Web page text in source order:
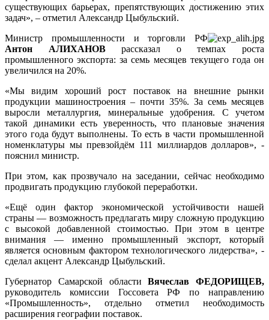
существующих барьерах, препятствующих достижению этих
задач», – отметил Александр Цыбульский.
Министр промышленности и торговли РФ
Антон АЛИХАНОВрассказал о темпах роста
промышленного экспорта: за семь месяцев текущего года он
увеличился на 20%.
«Мы видим хороший рост поставок на внешние рынки
продукции машиностроения – почти 35%. За семь месяцев
выросли металлургия, минеральные удобрения. С учетом
такой динамики есть уверенность, что плановые значения
этого года будут выполнены. То есть в части промышленной
номенклатуры мы превзойдём 111 миллиардов долларов», -
пояснил министр.
При этом, как прозвучало на заседании, сейчас необходимо
продвигать продукцию глубокой переработки.
«Ещё один фактор экономической устойчивости нашей
страны — возможность предлагать миру сложную продукцию
с высокой добавленной стоимостью. При этом в центре
внимания — именно промышленный экспорт, который
является основным фактором технологического лидерства», -
сделал акцент Александр Цыбульский.
Губернатор Самарской областиВячеслав ФЕДОРИЩЕВ,
руководитель комиссии Госсовета РФ по направлению
«Промышленность», отдельно отметил необходимость
расширения географии поставок.